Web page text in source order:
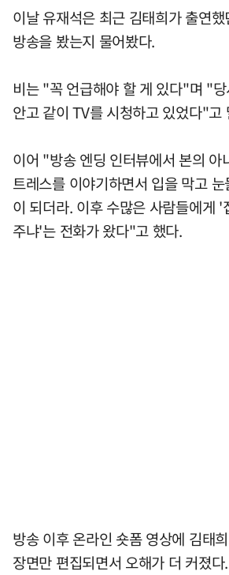
이날 유재석은 최근 김태희가 출연
방송을 봤는지 물어봤다.
비는 "꼭 언급해야 할 게 있다"며 "
안고 같이 TV를 시청하고 있었다"고
이어 "방송 엔딩 인터뷰에서 본의 아
트레스를 이야기하면서 입을 막고
이 되더라. 이후 수많은 사람들에게 '
주냐'는 전화가 왔다"고 했다.
방송 이후 온라인 숏폼 영상에 김태
장면만 편집되면서 오해가 더 커졌다.